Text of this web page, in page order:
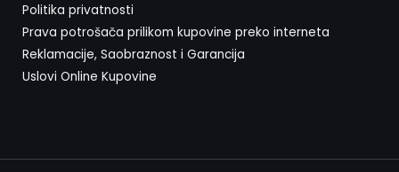
Politika privatnosti
Prava potrošača prilikom kupovine preko interneta
Reklamacije, Saobraznost i Garancija
Uslovi Online Kupovine